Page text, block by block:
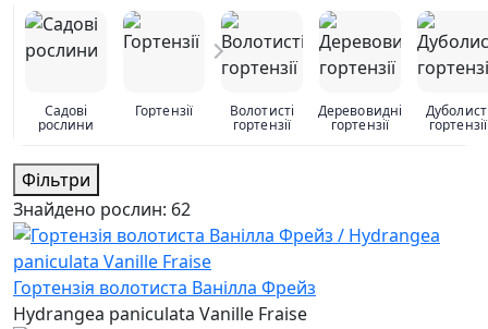
Садові
рослини
Гортензії Волотисті
гортензії
Деревовидні
гортензії гортензії
Фільтри
Знайдено рослин: 62
Гортензія волотиста Ванілла Фрейз
Hydrangea paniculata Vanille Fraise